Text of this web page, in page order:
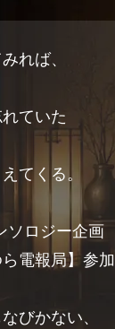
れば、
ていた
てくる。
ソロジー企画
ら電報局】参加
びかない、